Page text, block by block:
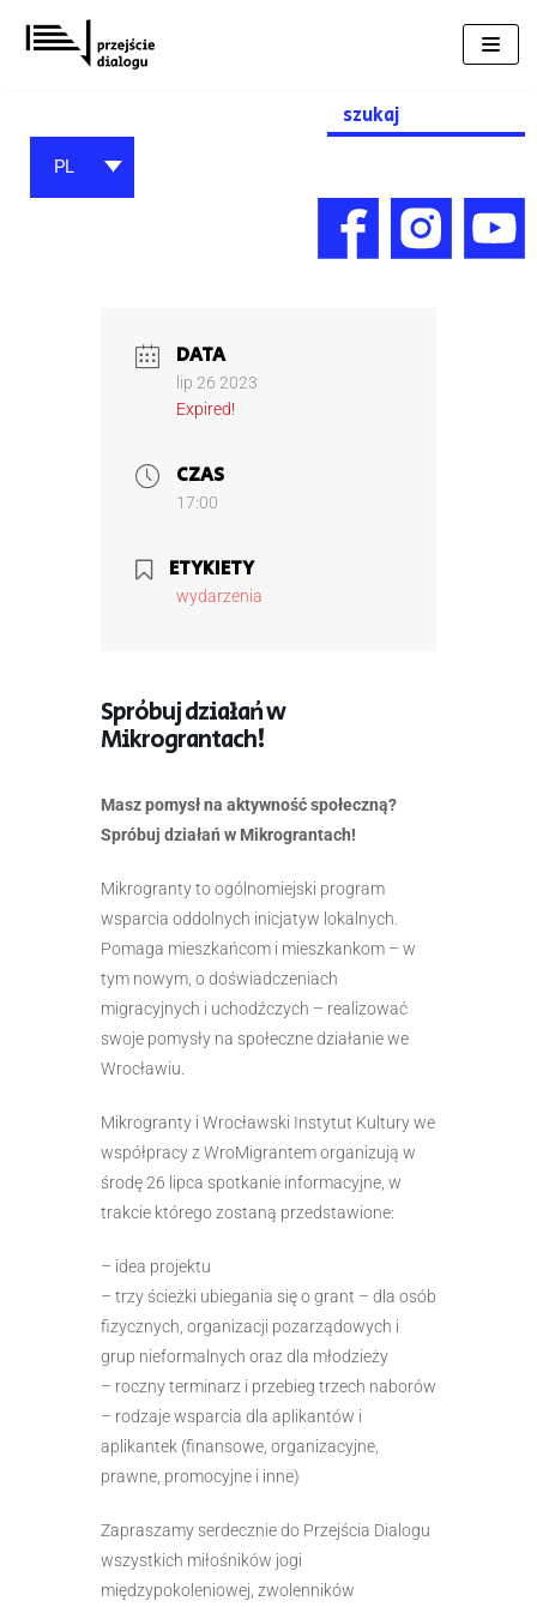
Przejdź
do
Search
for:
PL
DATA
lip 26 2023
Expired!
CZAS
17:00
ETYKIETY
wydarzenia
Spróbuj działań w
Mikrograntach!
Masz pomysł na aktywność społeczną?
Spróbuj działań w Mikrograntach!
Mikrogranty to ogólnomiejski program
wsparcia oddolnych inicjatyw lokalnych.
Pomaga mieszkańcom i mieszkankom – w
tym nowym, o doświadczeniach
migracyjnych i uchodźczych – realizować
swoje pomysły na społeczne działanie we
Wrocławiu.
Mikrogranty i Wrocławski Instytut Kultury we
współpracy z WroMigrantem organizują w
środę 26 lipca spotkanie informacyjne, w
trakcie którego zostaną przedstawione:
– idea projektu
– trzy ścieżki ubiegania się o grant – dla osób
fizycznych, organizacji pozarządowych i
grup nieformalnych oraz dla młodzieży
– roczny terminarz i przebieg trzech naborów
– rodzaje wsparcia dla aplikantów i
aplikantek (finansowe, organizacyjne,
prawne, promocyjne i inne)
Zapraszamy serdecznie do Przejścia Dialogu
wszystkich miłośników jogi
międzypokoleniowej, zwolenników